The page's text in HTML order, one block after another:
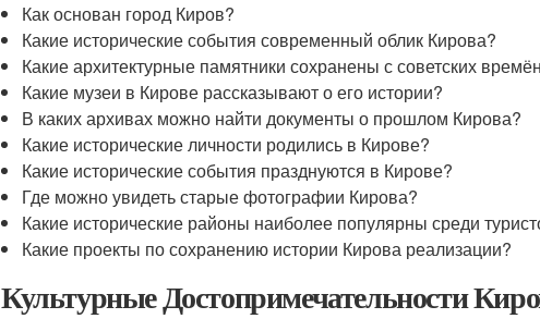
Как основан город Киров?
Какие исторические события современный облик Кирова?
Какие архитектурные памятники сохранены с советских
Какие музеи в Кирове рассказывают о его истории?
В каких архивах можно найти документы о прошлом Кирова?
Какие исторические личности родились в Кирове?
Какие исторические события празднуются в Кирове?
Где можно увидеть старые фотографии Кирова?
Какие исторические районы наиболее популярны среди
Какие проекты по сохранению истории Кирова реализации?
Культурные Достопримечательности